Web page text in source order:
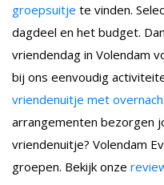
groepsuitje te vinden.
dagdeel en het budget.
vriendendag in Volendam
bij ons eenvoudig
vriendenuitje met
arrangementen bezorgen
vriendenuitje? Volendam
groepen. Bekijk onze